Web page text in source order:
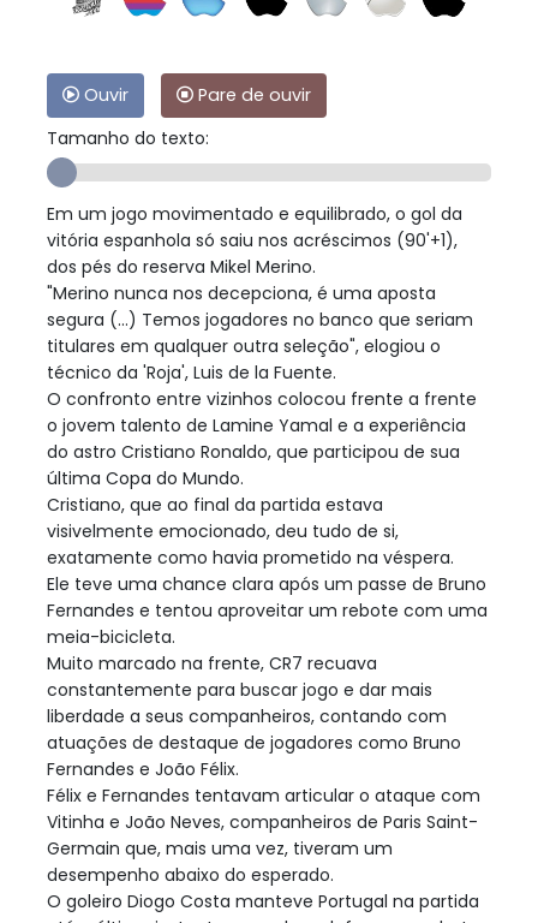
Ouvir
Pare de ouvir
Tamanho do texto:
Em um jogo movimentado e equilibrado, o gol da
vitória espanhola só saiu nos acréscimos (90'+1),
dos pés do reserva Mikel Merino.
"Merino nunca nos decepciona, é uma aposta
segura (...) Temos jogadores no banco que seriam
titulares em qualquer outra seleção", elogiou o
técnico da 'Roja', Luis de la Fuente.
O confronto entre vizinhos colocou frente a frente
o jovem talento de Lamine Yamal e a experiência
do astro Cristiano Ronaldo, que participou de sua
última Copa do Mundo.
Cristiano, que ao final da partida estava
visivelmente emocionado, deu tudo de si,
exatamente como havia prometido na véspera.
Ele teve uma chance clara após um passe de Bruno
Fernandes e tentou aproveitar um rebote com uma
meia-bicicleta.
Muito marcado na frente, CR7 recuava
constantemente para buscar jogo e dar mais
liberdade a seus companheiros, contando com
atuações de destaque de jogadores como Bruno
Fernandes e João Félix.
Félix e Fernandes tentavam articular o ataque com
Vitinha e João Neves, companheiros de Paris Saint-
Germain que, mais uma vez, tiveram um
desempenho abaixo do esperado.
O goleiro Diogo Costa manteve Portugal na partida